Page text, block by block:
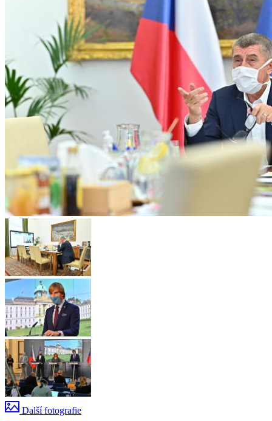
Další fotografie